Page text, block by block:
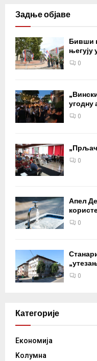
Задње објаве
Бивши
његују
0
угодну
0
0
Апел
0
0
Категорије
Eкономија
Kолумнa